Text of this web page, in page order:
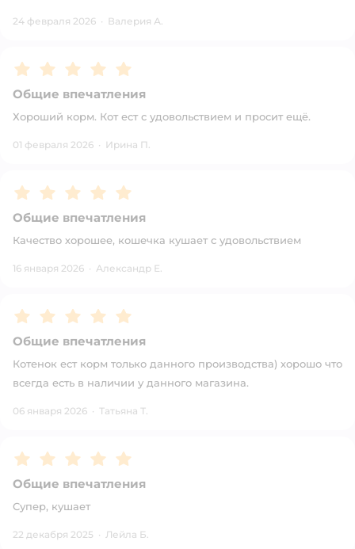
24 февраля 2026 · Валерия А.
Рейтинг:5
Общие впечатления
Хороший корм. Кот ест с удовольствием и просит ещё.
01 февраля 2026 · Ирина П.
Рейтинг:5
Общие впечатления
Качество хорошее, кошечка кушает с удовольствием
16 января 2026 · Александр Е.
Рейтинг:5
Общие впечатления
Котенок ест корм только данного производства) хорошо что
всегда есть в наличии у данного магазина.
06 января 2026 · Татьяна Т.
Рейтинг:5
Общие впечатления
Супер, кушает
22 декабря 2025 · Лейла Б.